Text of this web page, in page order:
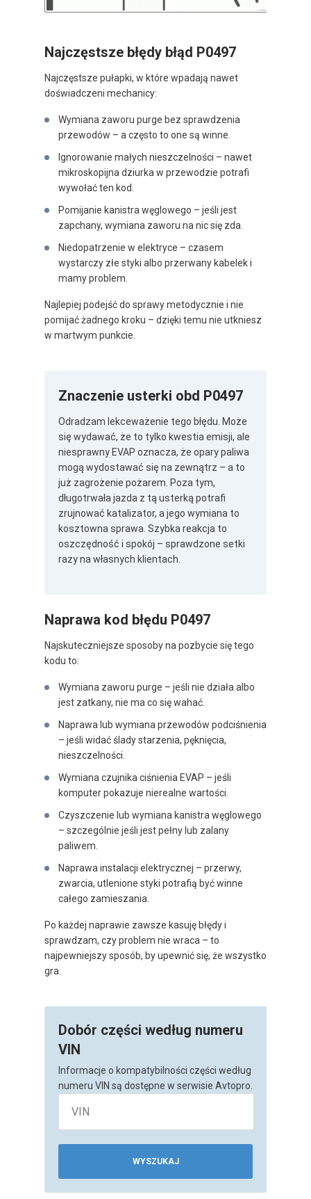
Najczęstsze błędy błąd P0497
Najczęstsze pułapki, w które wpadają nawet
doświadczeni mechanicy:
Wymiana zaworu purge bez sprawdzenia
przewodów – a często to one są winne.
Ignorowanie małych nieszczelności – nawet
mikroskopijna dziurka w przewodzie potrafi
wywołać ten kod.
Pomijanie kanistra węglowego – jeśli jest
zapchany, wymiana zaworu na nic się zda.
Niedopatrzenie w elektryce – czasem
wystarczy złe styki albo przerwany kabelek i
mamy problem.
Najlepiej podejść do sprawy metodycznie i nie
pomijać żadnego kroku – dzięki temu nie utkniesz
w martwym punkcie.
Znaczenie usterki obd P0497
Odradzam lekceważenie tego błędu. Może
się wydawać, że to tylko kwestia emisji, ale
niesprawny EVAP oznacza, że opary paliwa
mogą wydostawać się na zewnątrz – a to
już zagrożenie pożarem. Poza tym,
długotrwała jazda z tą usterką potrafi
zrujnować katalizator, a jego wymiana to
kosztowna sprawa. Szybka reakcja to
oszczędność i spokój – sprawdzone setki
razy na własnych klientach.
Naprawa kod błędu P0497
Najskuteczniejsze sposoby na pozbycie się tego
kodu to:
Wymiana zaworu purge – jeśli nie działa albo
jest zatkany, nie ma co się wahać.
Naprawa lub wymiana przewodów podciśnienia
– jeśli widać ślady starzenia, pęknięcia,
nieszczelności.
Wymiana czujnika ciśnienia EVAP – jeśli
komputer pokazuje nierealne wartości.
Czyszczenie lub wymiana kanistra węglowego
– szczególnie jeśli jest pełny lub zalany
paliwem.
Naprawa instalacji elektrycznej – przerwy,
zwarcia, utlenione styki potrafią być winne
całego zamieszania.
Po każdej naprawie zawsze kasuję błędy i
sprawdzam, czy problem nie wraca – to
najpewniejszy sposób, by upewnić się, że wszystko
gra.
Dobór części według numeru
VIN
Informacje o kompatybilności części według
numeru VIN są dostępne w serwisie Avtopro.
WYSZUKAJ